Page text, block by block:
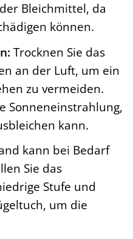
Bleichmittel, da
können.
Trocknen Sie das
an der Luft, um ein
zu vermeiden.
Sonneneinstrahlung,
kann.
kann bei Bedarf
Sie das
Stufe und
um die